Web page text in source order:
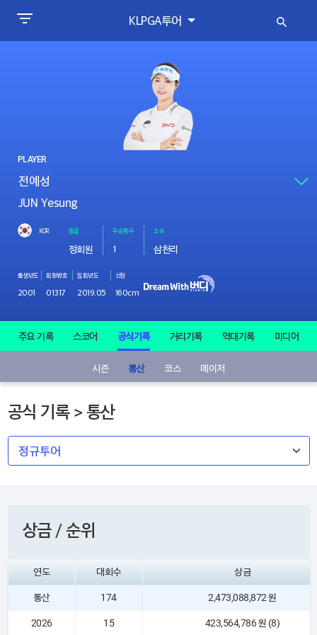
KLPGA투어
PLAYER
JUN Yesung
KOR 등급
정회원
우승횟수
1
소속
삼천리
출생년도
2001
회원번호
01317
입회년도
2019.05
신장
160cm
주요 기록 스코어 공식기록 거리기록 역대기록 미디어
시즌 통산 코스 메이저
공식 기록 > 통산
상금 / 순위
연도 대회수 상금
통산 174 2,473,088,872 원
2026 15 423,564,786 원 (8)